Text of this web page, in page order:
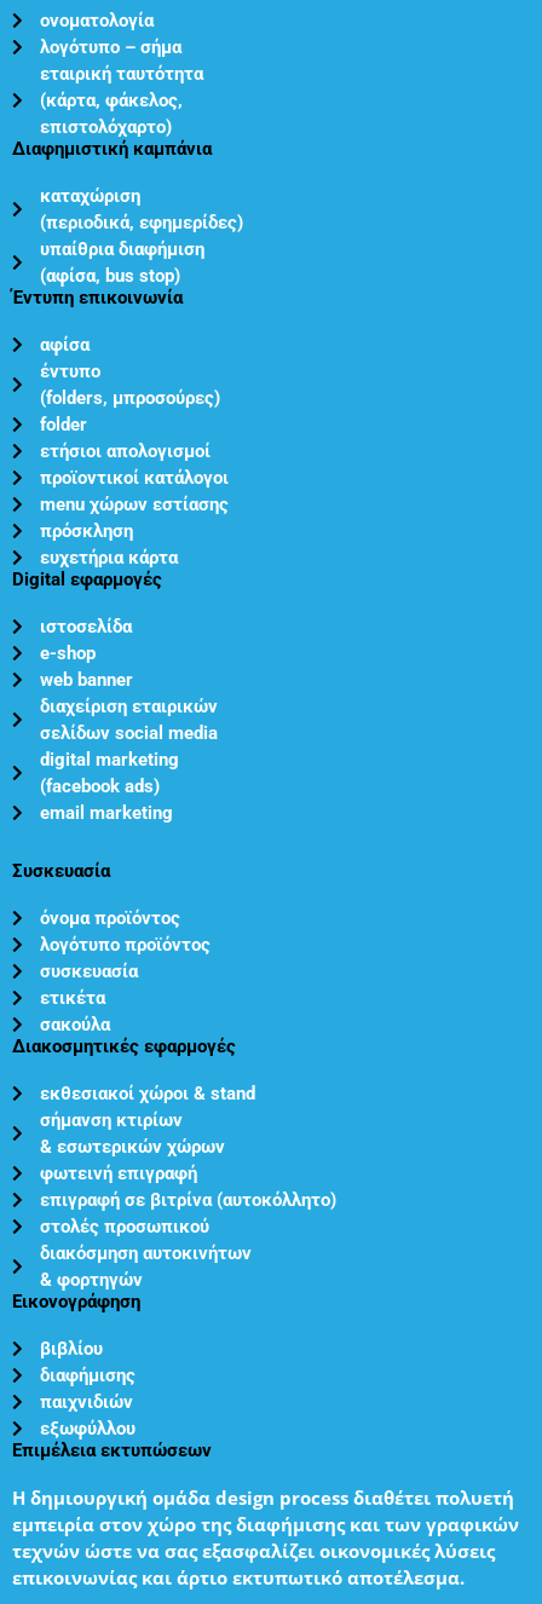
ονοματολογία
λογότυπο – σήμα
εταιρική ταυτότητα
(κάρτα, φάκελος,
επιστολόχαρτο)
Διαφημιστική καμπάνια
καταχώριση
(περιοδικά, εφημερίδες)
υπαίθρια διαφήμιση
(αφίσα, bus stop)
Έντυπη επικοινωνία
αφίσα
έντυπο
(folders, μπροσούρες)
folder
ετήσιοι απολογισμοί
προϊοντικοί κατάλογοι
menu χώρων εστίασης
πρόσκληση
ευχετήρια κάρτα
Digital εφαρμογές
ιστοσελίδα
e-shop
web banner
διαχείριση εταιρικών
σελίδων social media
digital marketing
(facebook ads)
email marketing
Συσκευασία
όνομα προϊόντος
λογότυπο προϊόντος
συσκευασία
ετικέτα
σακούλα
Διακοσμητικές εφαρμογές
εκθεσιακοί χώροι & stand
σήμανση κτιρίων
& εσωτερικών χώρων
φωτεινή επιγραφή
επιγραφή σε βιτρίνα (αυτοκόλλητο)
στολές προσωπικού
διακόσμηση αυτοκινήτων
& φορτηγών
Εικονογράφηση
βιβλίου
διαφήμισης
παιχνιδιών
εξωφύλλου
Επιμέλεια εκτυπώσεων
Η δημιουργική ομάδα design process διαθέτει πολυετή
εμπειρία στον χώρο της διαφήμισης και των γραφικών
τεχνών ώστε να σας εξασφαλίζει οικονομικές λύσεις
επικοινωνίας και άρτιο εκτυπωτικό αποτέλεσμα.